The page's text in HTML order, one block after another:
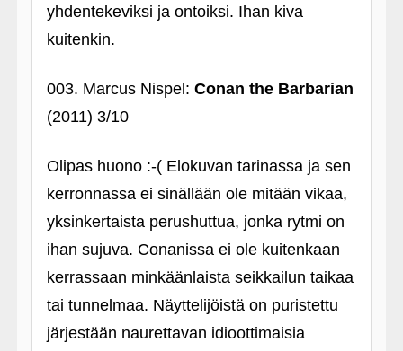
yhdentekeviksi ja ontoiksi. Ihan kiva
kuitenkin.
003. Marcus Nispel: Conan the Barbarian
(2011) 3/10
Olipas huono :-( Elokuvan tarinassa ja sen
kerronnassa ei sinällään ole mitään vikaa,
yksinkertaista perushuttua, jonka rytmi on
ihan sujuva. Conanissa ei ole kuitenkaan
kerrassaan minkäänlaista seikkailun taikaa
tai tunnelmaa. Näyttelijöistä on puristettu
järjestään naurettavan idioottimaisia